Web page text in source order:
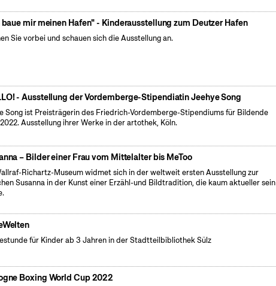
mir meinen Hafen" - Kinderausstellung zum Deutzer Hafen
Sie vorbei und schauen sich die Ausstellung an.
- Ausstellung der Vordemberge-Stipendiatin Jeehye Song
Song ist Preisträgerin des Friedrich-Vordemberge-Stipendiums für Bildende
Ausstellung ihrer Werke in der artothek, Köln.
– Bilder einer Frau vom Mittelalter bis MeToo
Richartz-Museum widmet sich in der weltweit ersten Ausstellung zur
Susanna in der Kunst einer Erzähl-und Bildtradition, die kaum aktueller sein
für Kinder ab 3 Jahren in der Stadtteilbibliothek Sülz
Boxing World Cup 2022